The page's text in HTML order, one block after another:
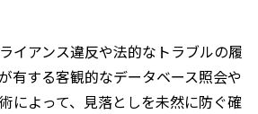
イアンス違反や法的なトラブルの履
有する客観的なデータベース照会や
によって、見落としを未然に防ぐ確